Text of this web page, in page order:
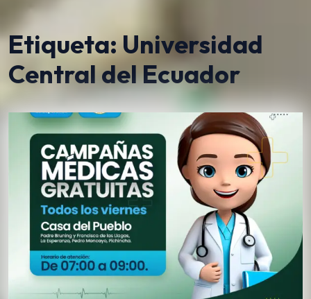
Etiqueta:Universidad
Central del Ecuador